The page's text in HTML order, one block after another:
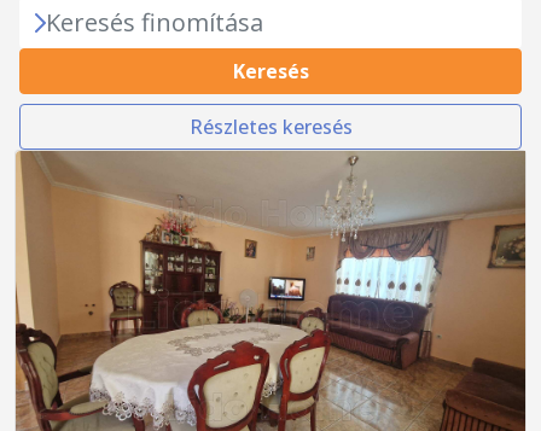
Keresés finomítása
Keresés
Részletes keresés